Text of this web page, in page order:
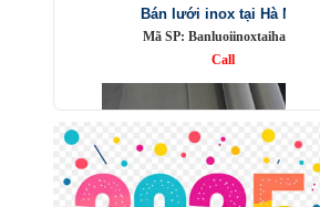
Call